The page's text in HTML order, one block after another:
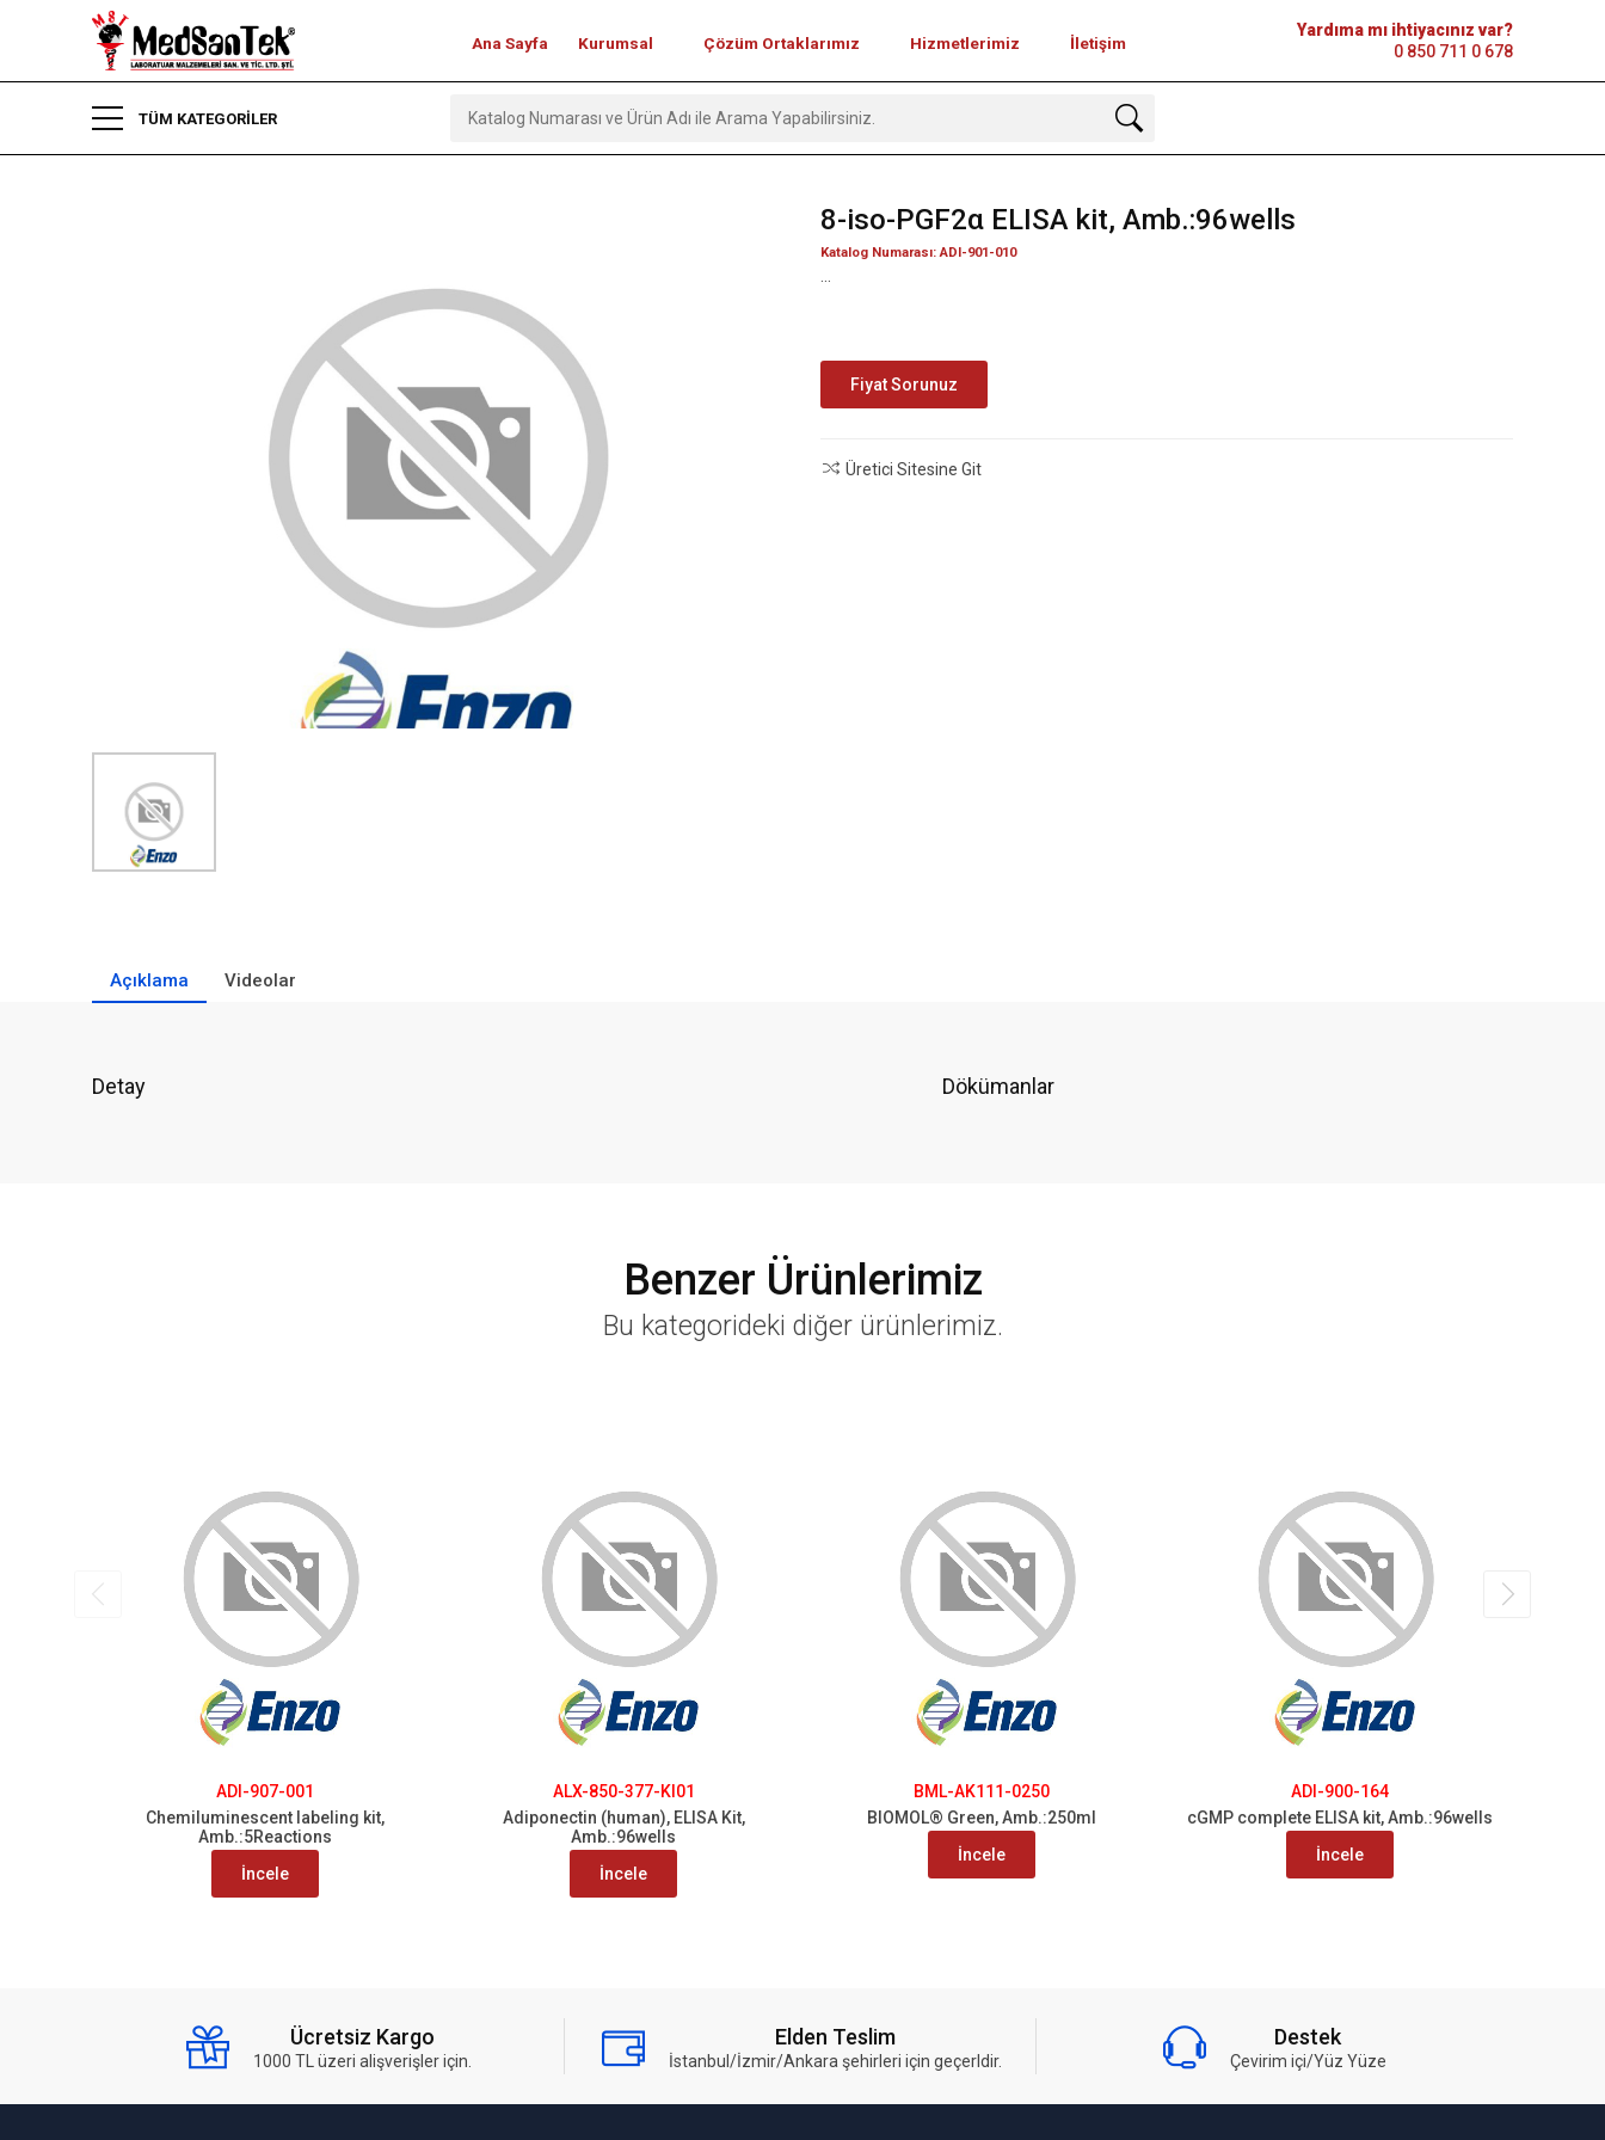
Ana Sayfa Kurumsal Çözüm Ortaklarımız Hizmetlerimiz İletişim
Yardıma mı ihtiyacınız var?
0 850 711 0 678
TÜM KATEGORİLER
8-iso-PGF2α ELISA kit, Amb.:96wells
Katalog Numarası: ADI-901-010
Fiyat Sorunuz
Üretici Sitesine Git
Açıklama Videolar
Detay Dökümanlar
Benzer Ürünlerimiz
Bu kategorideki diğer ürünlerimiz.
ADI-907-001
Chemiluminescent labeling kit,
Amb.:5Reactions
İncele
ALX-850-377-KI01
Adiponectin (human), ELISA Kit,
Amb.:96wells
İncele
BML-AK111-0250
BIOMOL® Green, Amb.:250ml
İncele
ADI-900-164
cGMP complete ELISA kit, Amb.:96wells
İncele
Ücretsiz Kargo
1000 TL üzeri alişverişler için.
Elden Teslim
İstanbul/İzmir/Ankara şehirleri için geçerldir.
Destek
Çevirim içi/Yüz Yüze